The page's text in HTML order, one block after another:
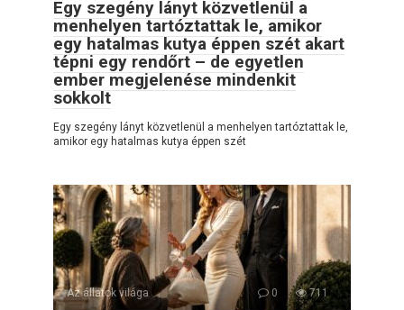
Egy szegény lányt közvetlenül a
menhelyen tartóztattak le, amikor
egy hatalmas kutya éppen szét akart
tépni egy rendőrt – de egyetlen
ember megjelenése mindenkit
sokkolt
Egy szegény lányt közvetlenül a menhelyen tartóztattak le,
amikor egy hatalmas kutya éppen szét
Az állatok világa 0 711